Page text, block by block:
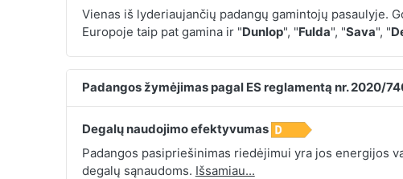
Vienas iš lyderiaujančių padangų gamintojų pasaulyje.
Europoje taip pat gamina ir "Dunlop", "Fulda", "Sava", "
Padangos žymėjimas pagal ES reglamentą nr. 2020/
Degalų naudojimo efektyvumas
Padangos pasipriešinimas riedėjimui yra jos energijos
degalų sąnaudoms. Išsamiau...